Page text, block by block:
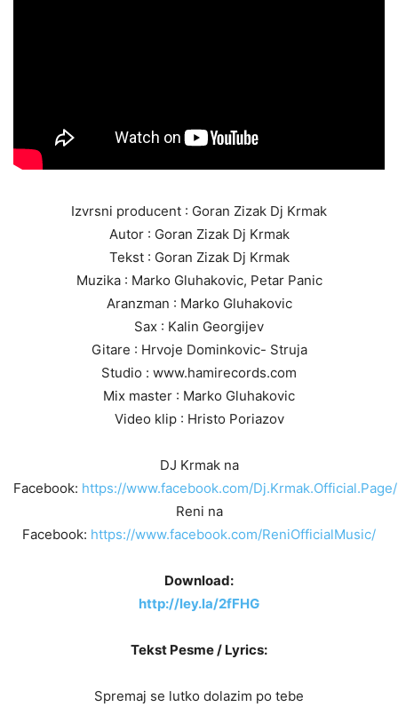
Izvrsni producent : Goran Zizak Dj Krmak
Autor : Goran Zizak Dj Krmak
Tekst : Goran Zizak Dj Krmak
Muzika : Marko Gluhakovic, Petar Panic
Aranzman : Marko Gluhakovic
Sax : Kalin Georgijev
Gitare : Hrvoje Dominkovic- Struja
Studio : www.hamirecords.com
Mix master : Marko Gluhakovic
Video klip : Hristo Poriazov
DJ Krmak na
Facebook: https://www.facebook.com/Dj.Krmak.Official.Page/
Reni na
Facebook: https://www.facebook.com/ReniOfficialMusic/
Download:
http://ley.la/2fFHG
Tekst Pesme / Lyrics:
Spremaj se lutko dolazim po tebe